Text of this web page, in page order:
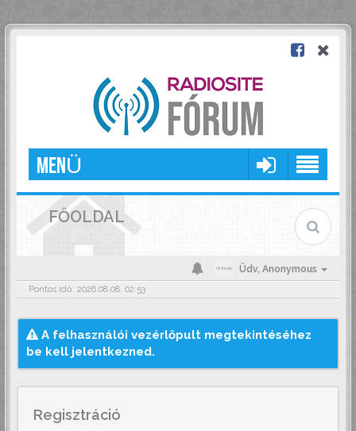
MENÜ
FŐOLDAL
Üdv, Anonymous
Pontos idő: 2026.08.08. 02:53
A felhasználói vezérlőpult megtekintéséhez
be kell jelentkezned.
Regisztráció